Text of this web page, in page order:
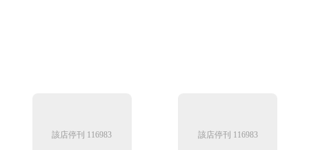
該店停刊 116983 該店停刊 116983